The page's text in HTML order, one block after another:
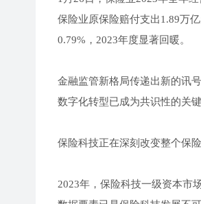
保险业原保险赔付支出1.89万
0.79%，2023年度显著回暖。
金融监管新格局传递出新的讯
数字化转型已成为共识性的关键
保险科技正在深刻改变整个保
2023年，保险科技一级资本市